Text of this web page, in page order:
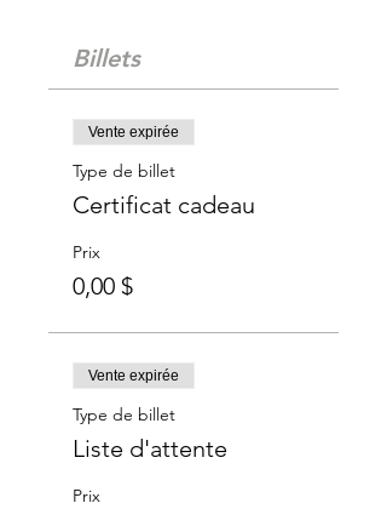
Billets
Vente expirée
Type de billet
Certificat cadeau
Prix
0,00 $
Vente expirée
Type de billet
Liste d'attente
Prix